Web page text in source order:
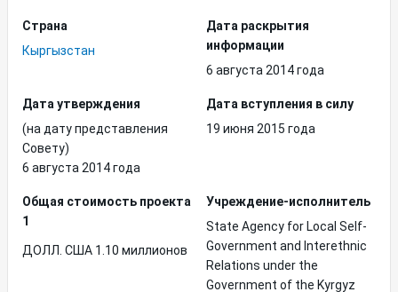
Страна
Кыргызстан
Дата раскрытия
информации
6 августа 2014 года
Дата утверждения
(на дату представления
Совету)
6 августа 2014 года
Дата вступления в силу
19 июня 2015 года
Общая стоимость проекта
1
ДОЛЛ. США 1.10 миллионов
Учреждение-исполнитель
State Agency for Local Self-
Government and Interethnic
Relations under the
Government of the Kyrgyz